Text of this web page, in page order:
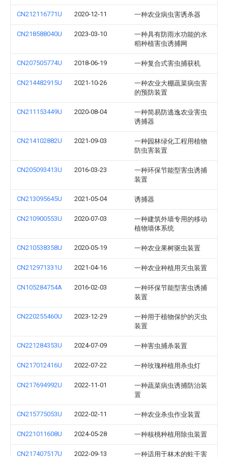
CN212116771U 2020-12-11 一种农业病虫害诱杀器
CN218588040U 2023-03-10
一种具有防雨水功能的水
稻种植害虫诱捕网
CN207505774U 2018-06-19 一种复合式害虫捕获机
CN214482915U 2021-10-26
一种农业大棚蔬菜病虫害
的预防装置
CN211153449U 2020-08-04
一种简易防逃逸农业害虫
诱捕器
CN214102882U 2021-09-03
一种园林绿化工程用植物
防虫害装置
CN205093413U 2016-03-23
一种环保节能型害虫诱捕
装置
CN213095645U 2021-05-04 诱捕器
CN210900553U 2020-07-03
一种建筑外墙专用的移动
植物墙体系统
CN210538358U 2020-05-19 一种农业果树驱虫装置
CN212971331U 2021-04-16 一种农业种植用灭虫装置
CN105284754A 2016-02-03
一种环保节能型害虫诱捕
装置
CN220255460U 2023-12-29
一种用于植物保护的灭虫
装置
CN221284353U 2024-07-09 一种害虫捕杀装置
CN217012416U 2022-07-22 一种玫瑰种植用杀虫灯
CN217694992U 2022-11-01
一种蔬菜病虫诱捕防治装
置
CN215775053U 2022-02-11 一种农业杀虫作业装置
CN221011608U 2024-05-28 一种核桃种植用除虫装置
CN217407517U 2022-09-13
一种适用于林木的蛀干害